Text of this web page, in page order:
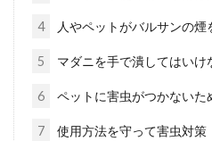
窓からの
寒い時期に
満ちてしま
ますので...
4 人やペットがバルサンの煙
5 マダニを手で潰してはいけ
6 ペットに害虫がつかないた
7 使用方法を守って害虫対策